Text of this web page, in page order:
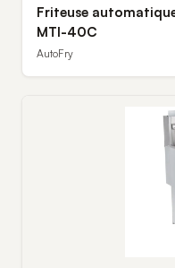
Friteuse
MTI-40C
AutoFry